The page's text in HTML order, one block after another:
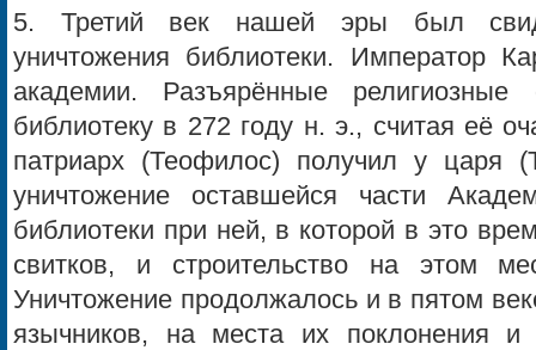
5. Третий век нашей эры был
уничтожения библиотеки. Император
академии. Разъярённые
библиотеку в 272 году н. э., считая её
патриарх (Теофилос) получил у царя
уничтожение оставшейся части
библиотеки при ней, в которой в это
свитков, и строительство на этом
Уничтожение продолжалось и в пятом
язычников, на места их поклонения и